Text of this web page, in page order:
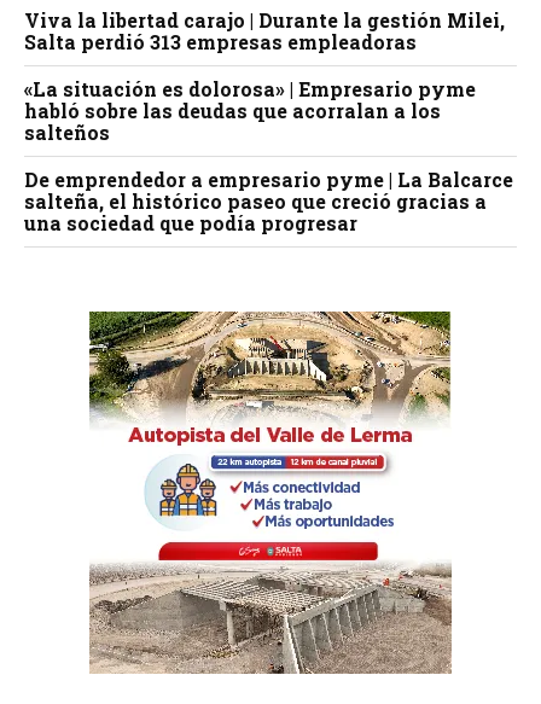
Viva la libertad carajo | Durante la gestión Milei,
Salta perdió 313 empresas empleadoras
«La situación es dolorosa» | Empresario pyme
habló sobre las deudas que acorralan a los
salteños
De emprendedor a empresario pyme | La Balcarce
salteña, el histórico paseo que creció gracias a
una sociedad que podía progresar